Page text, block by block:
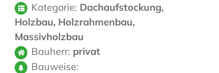
Kategorie: Dachaufstockung,
Holzbau, Holzrahmenbau,
Massivholzbau
Bauherr: privat
Bauweise: